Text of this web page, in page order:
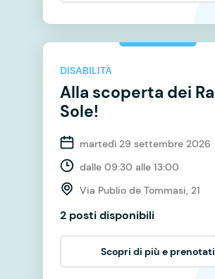
DISABILITÀ
Alla scoperta dei
Sole!
martedì 29 settembre 2026
dalle 09:30 alle 13:00
Via Publio de Tommasi, 21
2 posti disponibili
Scopri di più e prenotati